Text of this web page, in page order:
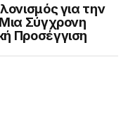
για την
Σύγχρονη
Προσέγγιση